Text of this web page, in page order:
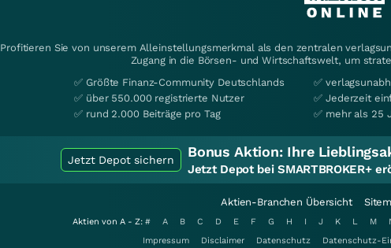
Profitieren Sie von unserem Alleinstellungsmerkmal als den zentralen
Zugang in die Börsen- und Wirtschaftswelt, um
✅ Größte Finanz-Community Deutschlands
✅ über 550.000 registrierte Nutzer
✅ rund 2.000 Beiträge pro Tag
✅
✅ Jederzeit
✅ mehr als 25
Jetzt Depot sichern Bonus Aktion: Ihre
Jetzt Depot bei SMARTBROKER+
Aktien-Branchen Übersicht
Aktien von A - Z: # A B C D E F G H I J K L M
Impressum
Disclaimer Datenschutz Datenschutz-